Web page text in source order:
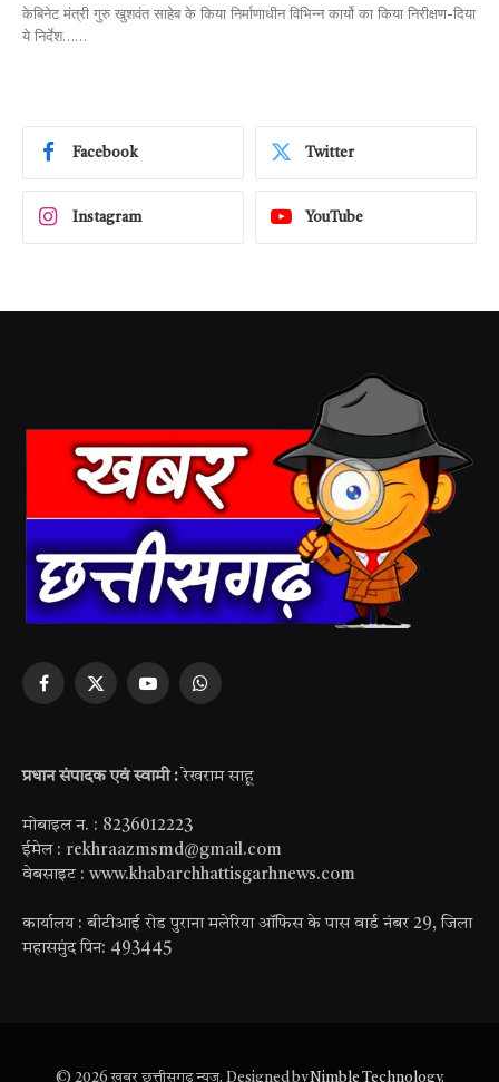
केबिनेट मंत्री गुरु खुशवंत साहेब के किया निर्माणाधीन विभिन्न कार्यो का किया निरीक्षण-दिया
ये निर्देश……
Facebook Twitter
Instagram YouTube
Facebook
X
YouTubeWhatsApp
प्रधान संपादक एवं स्वामी : रेखराम साहू
मोबाइल न. : 8236012223
ईमेल : rekhraazmsmd@gmail.com
वेबसाइट : www.khabarchhattisgarhnews.com
कार्यालय : बीटीआई रोड पुराना मलेरिया ऑफिस के पास वार्ड नंबर 29, जिला
महासमुंद पिन: 493445
© 2026 ख़बर छत्तीसगढ़ न्यूज़. Designed byNimble Technology.